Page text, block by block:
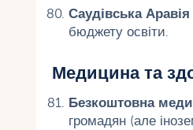
Саудівська Аравія
бюджету освіти.
Медицина та
Безкоштовна
громадян (але